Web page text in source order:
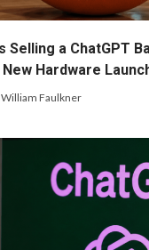
Selling a ChatGPT
Hardware
William Faulkner